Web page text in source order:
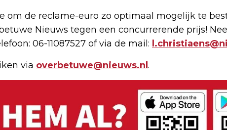
om de reclame-euro zo optimaal mogelijk te
Nieuws tegen een concurrerende prijs!
06-11087527 of via de mail:
via overbetuwe@nieuws.nl .